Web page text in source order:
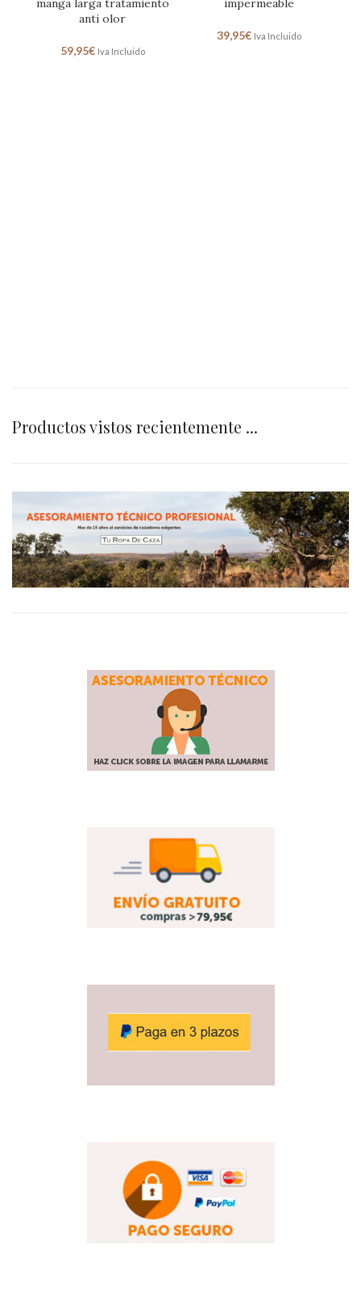
manga larga tratamiento
anti olor
59,95€ Iva Incluido
impermeable
39,95€ Iva Incluido
Productos vistos recientemente ...